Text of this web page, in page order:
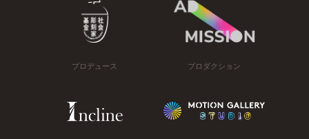
プロデュース プロダクション